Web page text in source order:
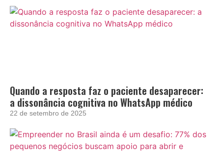
Quando a resposta faz o paciente desaparecer:
a dissonância cognitiva no WhatsApp médico
22 de setembro de 2025